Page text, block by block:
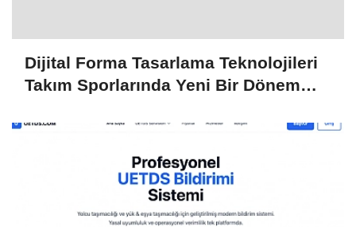
Dijital Forma Tasarlama Teknolojileri
Takım Sporlarında Yeni Bir Dönem